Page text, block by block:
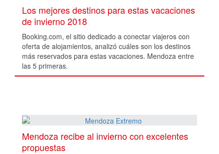
Los mejores destinos para estas vacaciones
de invierno 2018
Booking.com, el sitio dedicado a conectar viajeros con
oferta de alojamientos, analizó cuáles son los destinos
más reservados para estas vacaciones. Mendoza entre
las 5 primeras.
Mendoza recibe al invierno con excelentes
propuestas